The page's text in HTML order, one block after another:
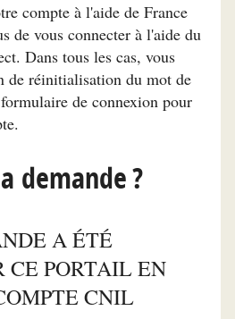
compte à l'aide de France
de vous connecter à l'aide du
Dans tous les cas, vous
de réinitialisation du mot de
de connexion pour
demande ?
A ÉTÉ
CE PORTAIL EN
CNIL